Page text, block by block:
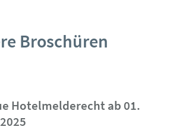
Broschüren
Hotelmelderecht ab 01.